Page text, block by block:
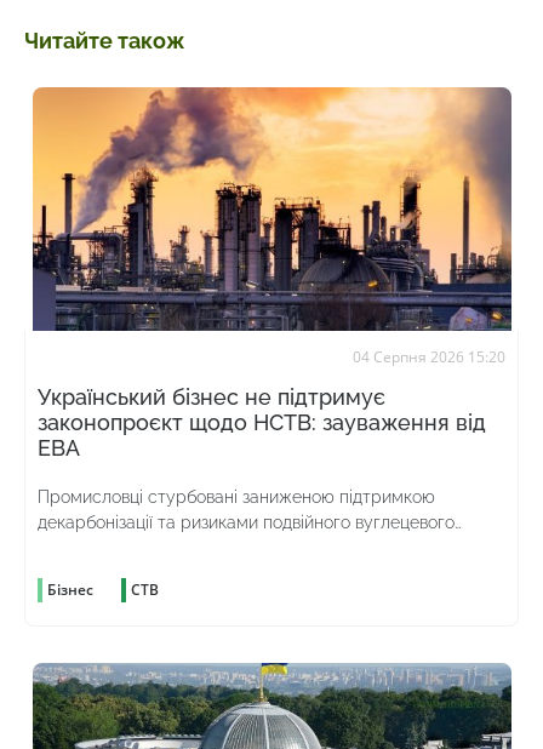
Читайте також
04 Серпня 2026 15:20
Український бізнес не підтримує
законопроєкт щодо НСТВ: зауваження від
ЕВА
Промисловці стурбовані заниженою підтримкою
декарбонізації та ризиками подвійного вуглецевого
Бізнес СТВ